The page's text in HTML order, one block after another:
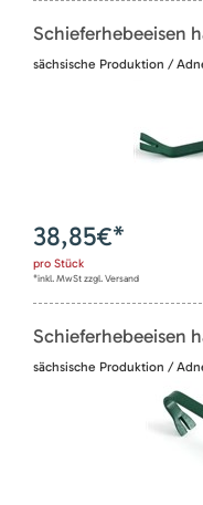
Schieferhebeeisen
sächsische Produktion /
38,85€*
pro Stück
*inkl. MwSt zzgl. Versand
Schieferhebeeisen
sächsische Produktion /